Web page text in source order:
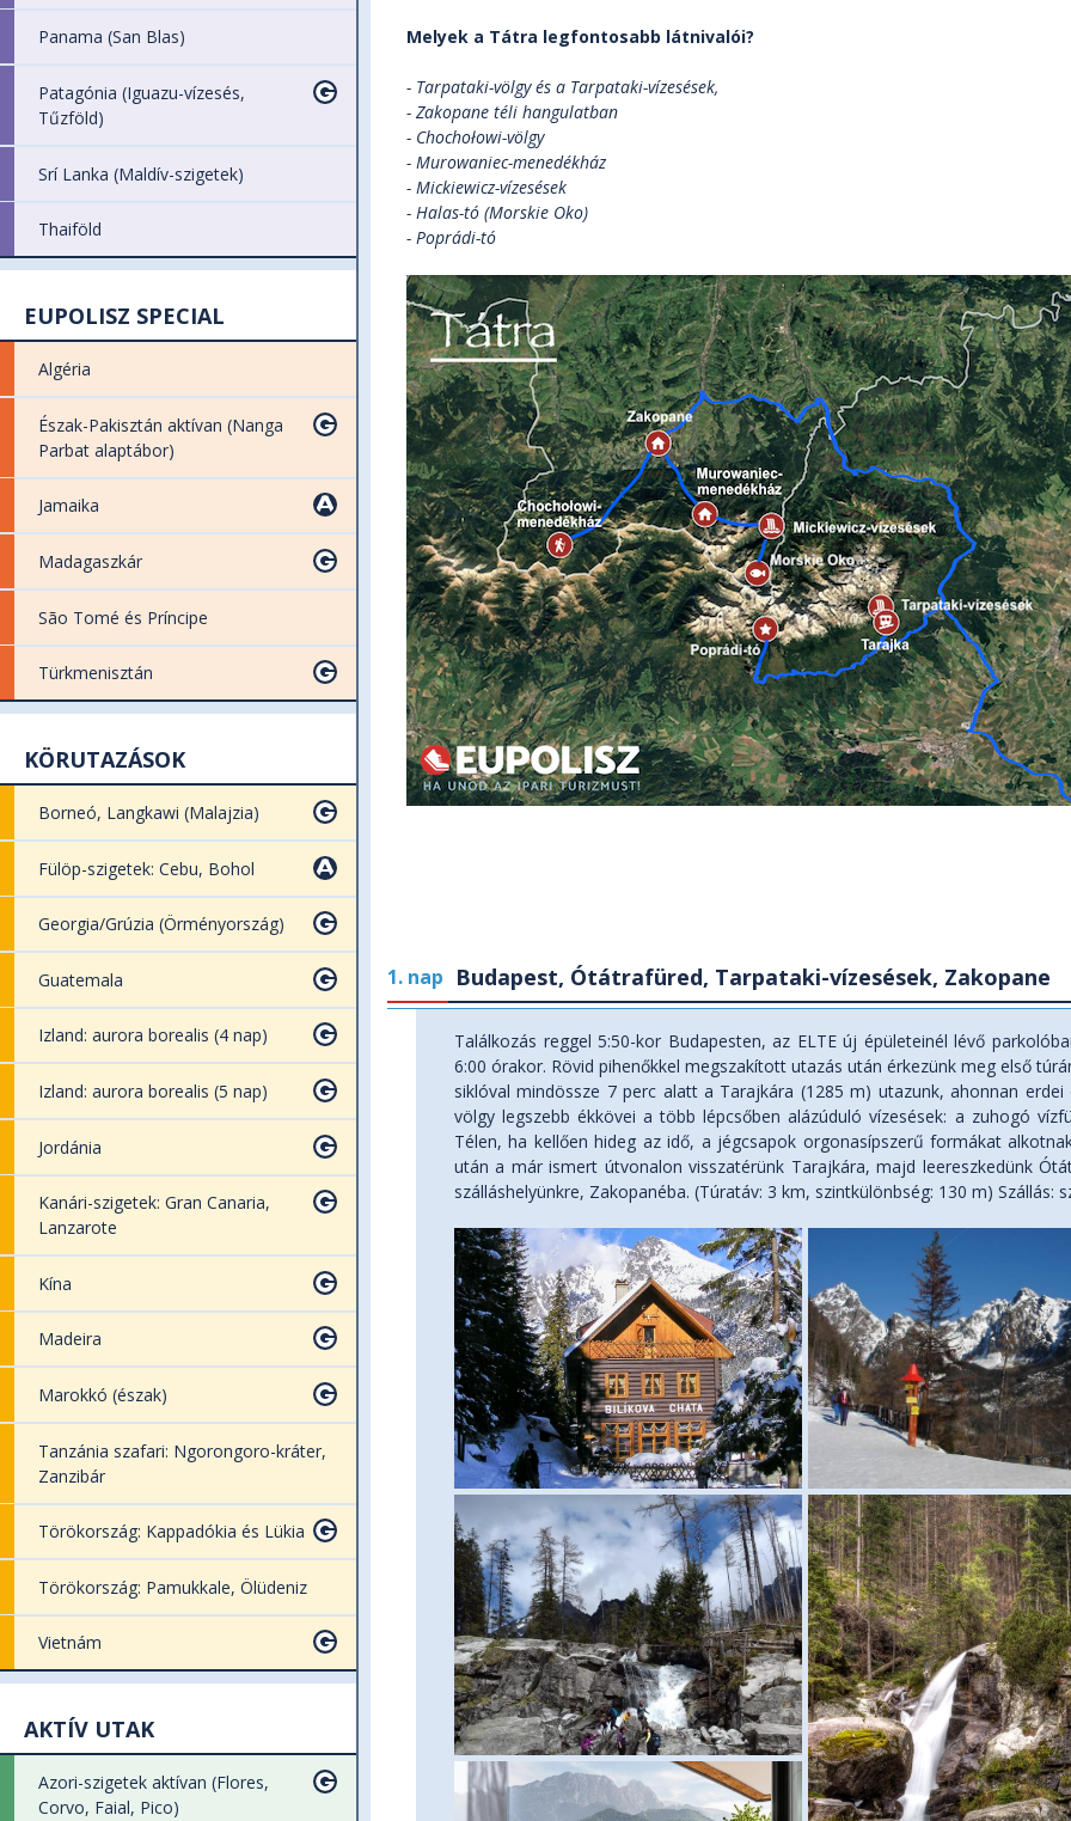
Panama (San Blas)
Patagónia (Iguazu-vízesés,
Tűzföld)
Srí Lanka (Maldív-szigetek)
Thaiföld
EUPOLISZ SPECIAL
Algéria
Észak-Pakisztán aktívan (Nanga
Parbat alaptábor)
Jamaika
Madagaszkár
São Tomé és Príncipe
Türkmenisztán
KÖRUTAZÁSOK
Borneó, Langkawi (Malajzia)
Fülöp-szigetek: Cebu, Bohol
Georgia/Grúzia (Örményország)
Guatemala
Izland: aurora borealis (4 nap)
Izland: aurora borealis (5 nap)
Jordánia
Kanári-szigetek: Gran Canaria,
Lanzarote
Kína
Madeira
Marokkó (észak)
Tanzánia szafari: Ngorongoro-kráter,
Zanzibár
Törökország: Kappadókia és Lükia
Törökország: Pamukkale, Ölüdeniz
Vietnám
AKTÍV UTAK
Azori-szigetek aktívan (Flores,
Corvo, Faial, Pico)
Melyek a Tátra legfontosabb látnivalói?
- Tarpataki-völgy és a Tarpataki-vízesések,
- Zakopane téli hangulatban
- Chochołowi-völgy
- Murowaniec-menedékház
- Mickiewicz-vízesések
- Halas-tó (Morskie Oko)
- Poprádi-tó
1. nap Budapest, Ótátrafüred, Tarpataki-vízesések, Zakopane
Találkozás reggel 5:50-kor Budapesten, az ELTE új épületeinél lévő
6:00 órakor. Rövid pihenőkkel megszakított utazás után érkezünk meg első
siklóval mindössze 7 perc alatt a Tarajkára (1285 m) utazunk, ahonnan
völgy legszebb ékkövei a több lépcsőben alázúduló vízesések: a zuhogó
Télen, ha kellően hideg az idő, a jégcsapok orgonasípszerű formákat
után a már ismert útvonalon visszatérünk Tarajkára, majd leereszkedünk
szálláshelyünkre, Zakopanéba. (Túratáv: 3 km, szintkülönbség: 130 m) Szállás: